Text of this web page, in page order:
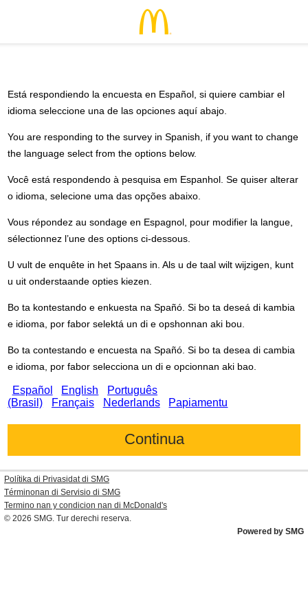
Está respondiendo la encuesta en Español, si quiere cambiar el
idioma seleccione una de las opciones aquí abajo.
You are responding to the survey in Spanish, if you want to change
the language select from the options below.
Você está respondendo à pesquisa em Espanhol. Se quiser alterar
o idioma, selecione uma das opções abaixo.
Vous répondez au sondage en Espagnol, pour modifier la langue,
sélectionnez l’une des options ci-dessous.
U vult de enquête in het Spaans in. Als u de taal wilt wijzigen, kunt
u uit onderstaande opties kiezen.
Bo ta kontestando e enkuesta na Spañó. Si bo ta deseá di kambia
e idioma, por fabor selektá un di e opshonnan aki bou.
Bo ta contestando e encuesta na Spañó. Si bo ta desea di cambia
e idioma, por fabor selecciona un di e opcionnan aki bao.
Español English
Português
(Brasil)
Français Nederlands Papiamentu
Polítika di Privasidat di SMG
Términonan di Servisio di SMG
Termino nan y condicion nan di McDonald's
© 2026 SMG . Tur derechi reserva.
Powered by SMG